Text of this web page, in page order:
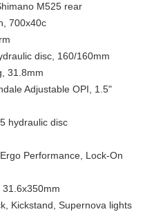
M525 rear
700x40c
disc, 160/160mm
31.8mm
Adjustable OPI, 1.5"
hydraulic disc
Performance, Lock-On
31.6x350mm
Kickstand, Supernova lights